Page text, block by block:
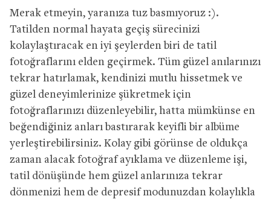
Merak etmeyin, yaranıza tuz basmıyoruz :).
Tatilden normal hayata geçiş sürecinizi
kolaylaştıracak en iyi şeylerden biri de tatil
fotoğraflarını elden geçirmek. Tüm güzel anılarınızı
tekrar hatırlamak, kendinizi mutlu hissetmek ve
güzel deneyimlerinize şükretmek için
fotoğraflarınızı düzenleyebilir, hatta mümkünse en
beğendiğiniz anları bastırarak keyifli bir albüme
yerleştirebilirsiniz. Kolay gibi görünse de oldukça
zaman alacak fotoğraf ayıklama ve düzenleme işi,
tatil dönüşünde hem güzel anlarınıza tekrar
dönmenizi hem de depresif modunuzdan kolaylıkla